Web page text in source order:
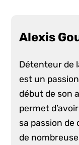
Alexis
Détenteur de
est un
début de son
permet
sa passion de
de